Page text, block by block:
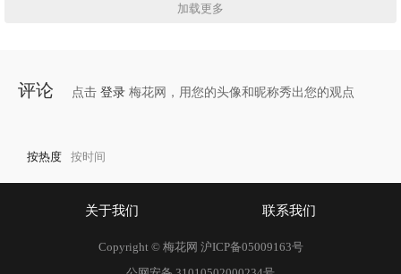
加载更多
评论 点击 登录 梅花网，用您的头像和昵称秀出您的观点
按热度 按时间
关于我们 联系我们
Copyright © 梅花网 沪ICP备05009163号